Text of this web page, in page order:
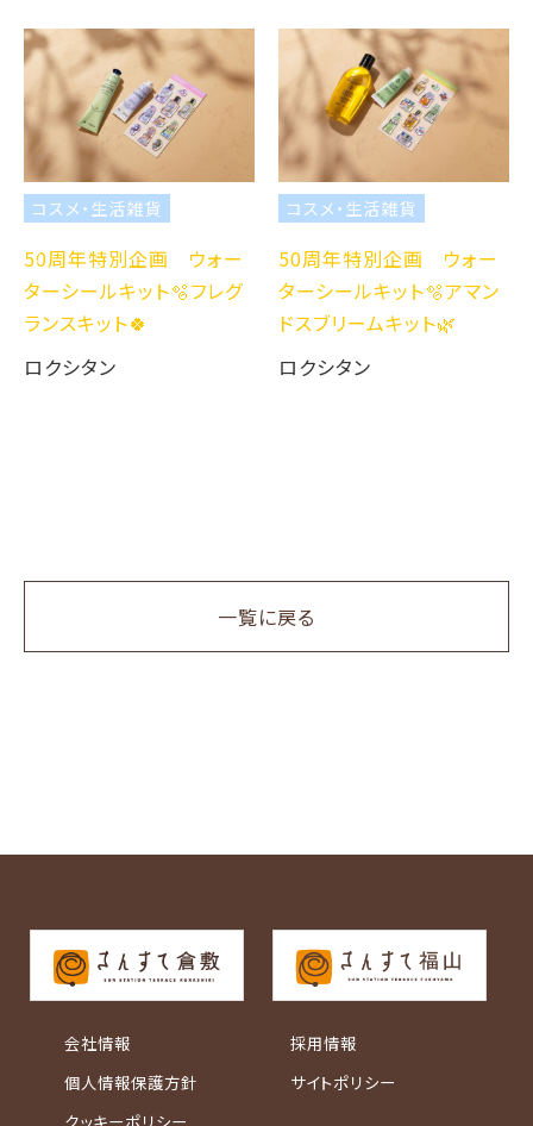
コスメ・生活雑貨
50周年特別企画 ウォー
ターシールキット🫧フレグ
ランスキット🍀
ロクシタン
コスメ・生活雑貨
50周年特別企画 ウォー
ターシールキット🫧アマン
ドスブリームキット🌿
ロクシタン
一覧に戻る
会社情報
個人情報保護方針
クッキーポリシー
採用情報
サイトポリシー